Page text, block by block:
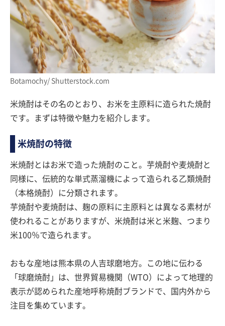
Botamochy/ Shutterstock.com
米焼酎はその名のとおり、お米を主原料に造られた焼酎
です。まずは特徴や魅力を紹介します。
米焼酎の特徴
米焼酎とはお米で造った焼酎のこと。芋焼酎や麦焼酎と
同様に、伝統的な単式蒸溜機によって造られる乙類焼酎
（本格焼酎）に分類されます。
芋焼酎や麦焼酎は、麹の原料に主原料とは異なる素材が
使われることがありますが、米焼酎は米と米麹、つまり
米100％で造られます。
おもな産地は熊本県の人吉球磨地方。この地に伝わる
「球磨焼酎」は、世界貿易機関（WTO）によって地理的
表示が認められた産地呼称焼酎ブランドで、国内外から
注目を集めています。